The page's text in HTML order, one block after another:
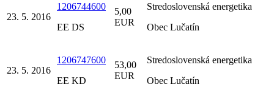
23. 5. 2016
1206744600
EE DS
5,00
EUR
Stredoslovenská energetika
Obec Lučatín
23. 5. 2016
1206747600
EE KD
53,00
EUR
Stredoslovenská energetika
Obec Lučatín